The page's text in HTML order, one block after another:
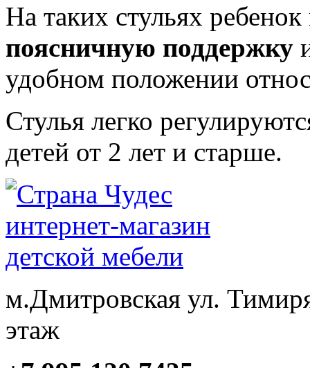
На таких стульях
поясничную поддержку
удобном положении
Стулья легко
детей от 2 лет и старше.
м.Дмитровская ул.
этаж